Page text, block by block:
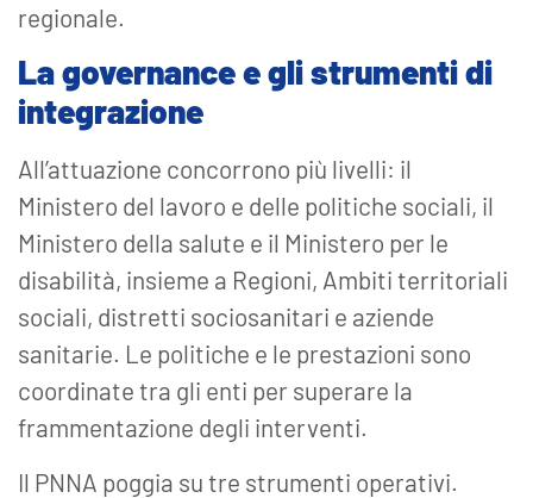
regionale.
La governance e gli strumenti di
integrazione
All’attuazione concorrono più livelli: il
Ministero del lavoro e delle politiche sociali, il
Ministero della salute e il Ministero per le
disabilità, insieme a Regioni, Ambiti territoriali
sociali, distretti sociosanitari e aziende
sanitarie. Le politiche e le prestazioni sono
coordinate tra gli enti per superare la
frammentazione degli interventi.
Il PNNA poggia su tre strumenti operativi.